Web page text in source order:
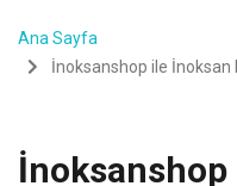
Ana Sayfa
İnoksanshop ile İnoksan